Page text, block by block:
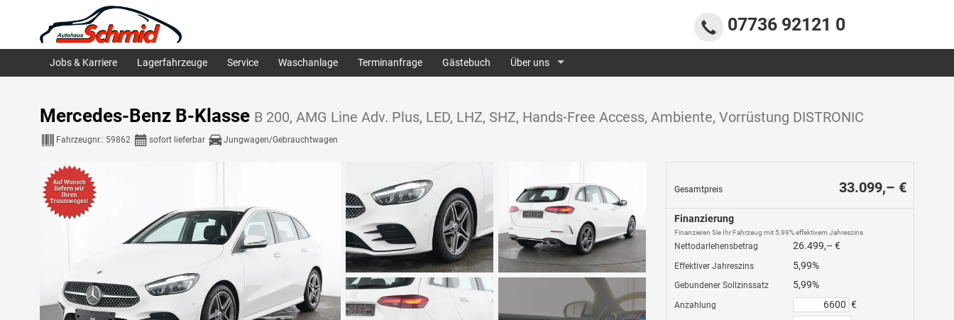
07736 92121 0
Jobs & Karriere Lagerfahrzeuge Service Waschanlage Terminanfrage Gästebuch Über uns
Mercedes-Benz B-Klasse B 200, AMG Line Adv. Plus, LED, LHZ, SHZ, Hands-Free Access, Ambiente, Vorrüstung DISTRONIC
Fahrzeugnr.: 59862 sofort lieferbar Jungwagen/Gebrauchtwagen
Gesamtpreis 33.099,– €
Finanzierung
Finanzieren Sie Ihr Fahrzeug mit 5,99% effektivem Jahreszins
Nettodarlehensbetrag 26.499,– €
Effektiver Jahreszins 5,99%
Gebundener Sollzinssatz 5,99%
Anzahlung €